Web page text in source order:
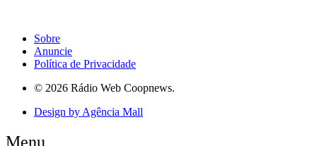
Sobre
Anuncie
Política de Privacidade
© 2026 Rádio Web Coopnews.
Design by Agência Mall
Menu